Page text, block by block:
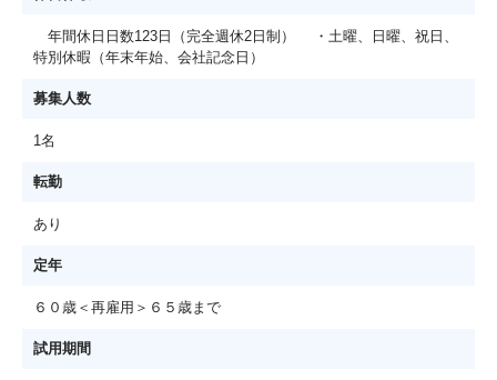
年間休日日数123日（完全週休2日制） ・土曜、日曜、祝日、
特別休暇（年末年始、会社記念日）
募集人数
1名
転勤
あり
定年
６０歳＜再雇用＞６５歳まで
試用期間